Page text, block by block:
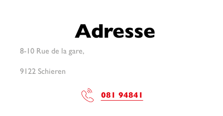
Adresse
8-10 Rue de la gare,
9122 Schieren
081 94841